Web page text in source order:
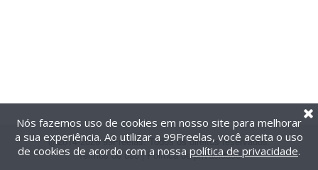
@2014-2026 99Freelas. Todos os direitos reservados.
Termos de uso| Política de privacidade
Nós fazemos uso de cookies em nosso site para melhorar
a sua experiência. Ao utilizar a 99Freelas, você aceita o uso
de cookies de acordo com a nossa política de privacidade.